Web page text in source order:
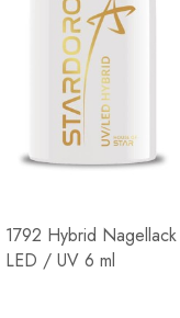
1792 Hybrid
LED / UV 6 ml